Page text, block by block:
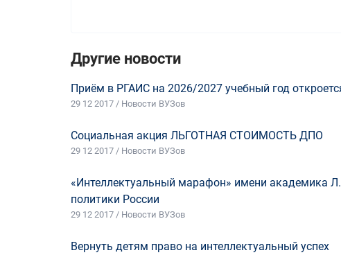
Другие новости
Приём в РГАИС на 2026/2027 учебный год
29 12 2017 / Новости ВУЗов
Социальная акция ЛЬГОТНАЯ СТОИМОСТЬ ДПО
29 12 2017 / Новости ВУЗов
«Интеллектуальный марафон» имени академика
политики России
29 12 2017 / Новости ВУЗов
Вернуть детям право на интеллектуальный успех